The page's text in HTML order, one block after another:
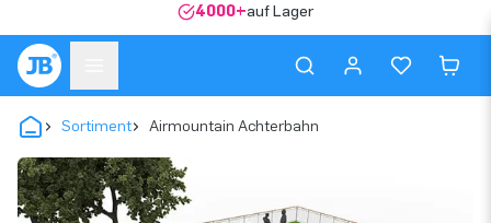
4000+auf Lager
Sortiment Airmountain Achterbahn